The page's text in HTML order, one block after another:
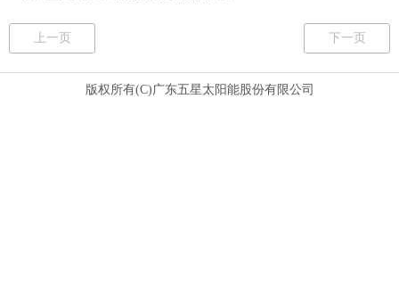
上一页 下一页
版权所有(C)广东五星太阳能股份有限公司